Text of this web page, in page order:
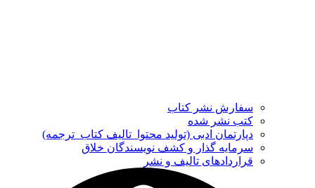
سفارش نشر کتاب
کتب نشر شده
دپارتمان ادبی (تولید محتوا_تالیف کتاب_ترجمه)
سرمایه گذار و کشف نویسندگان خلاق
قراردادهای تالیف و نشر